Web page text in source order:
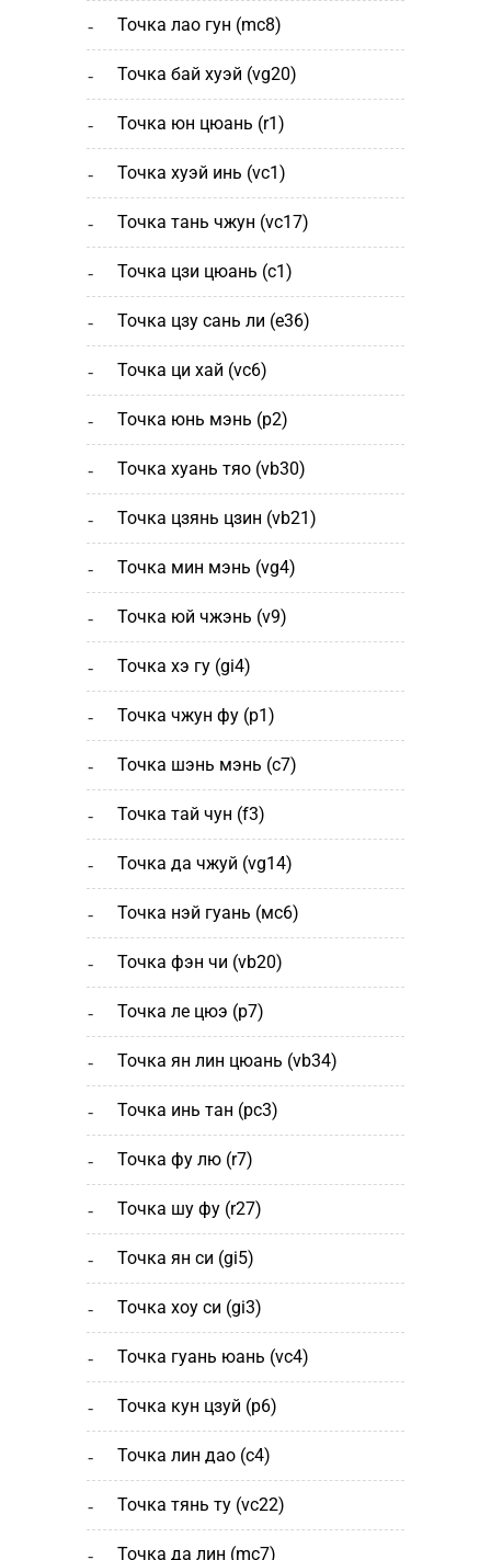
точка лао гун (mc8)
точка бай хуэй (vg20)
точка юн цюань (r1)
точка хуэй инь (vc1)
точка тань чжун (vc17)
точка цзи цюань (с1)
точка цзу сань ли (e36)
точка ци хай (vc6)
точка юнь мэнь (р2)
точка хуань тяо (vb30)
точка цзянь цзин (vb21)
точка мин мэнь (vg4)
точка юй чжэнь (v9)
точка хэ гу (gi4)
точка чжун фу (p1)
точка шэнь мэнь (с7)
точка тай чун (f3)
точка да чжуй (vg14)
точка нэй гуань (мс6)
точка фэн чи (vb20)
точка ле цюэ (р7)
точка ян лин цюань (vb34)
точка инь тан (рс3)
точка фу лю (r7)
точка шу фу (r27)
точка ян си (gi5)
точка хоу си (gi3)
точка гуань юань (vc4)
точка кун цзуй (р6)
точка лин дао (c4)
точка тянь ту (vc22)
точка да лин (mc7)